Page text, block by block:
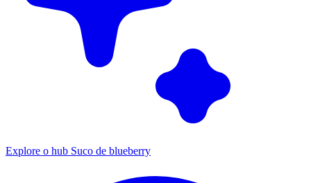
Explore o hub Suco de blueberry